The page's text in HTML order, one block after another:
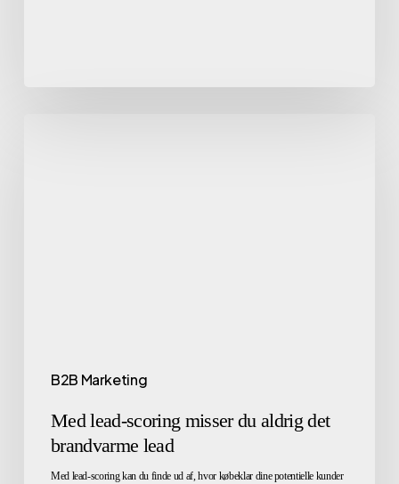
B2B Marketing
Med lead-scoring misser du aldrig det
brandvarme lead
Med lead-scoring kan du finde ud af, hvor købeklar dine potentielle kunder